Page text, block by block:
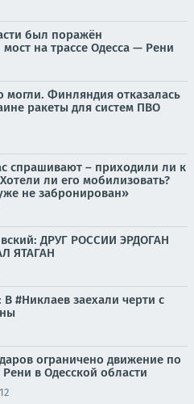
был поражён
на трассе Одесса — Рени
могли. Финляндия отказалась
ракеты для систем ПВО
спрашивают – приходили ли к
ли его мобилизовать?
не забронирован»
ДРУГ РОССИИ ЭРДОГАН
ЯТАГАН
В #Никлаев заехали черти с
ограничено движение по
в Одесской области